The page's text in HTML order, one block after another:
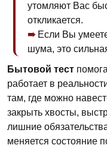
утомляют Вас
откликается.
Если Вы
шума, это
Бытовой тест
работает в
там, где можно
закрыть хвосты,
лишние
меняется состояние